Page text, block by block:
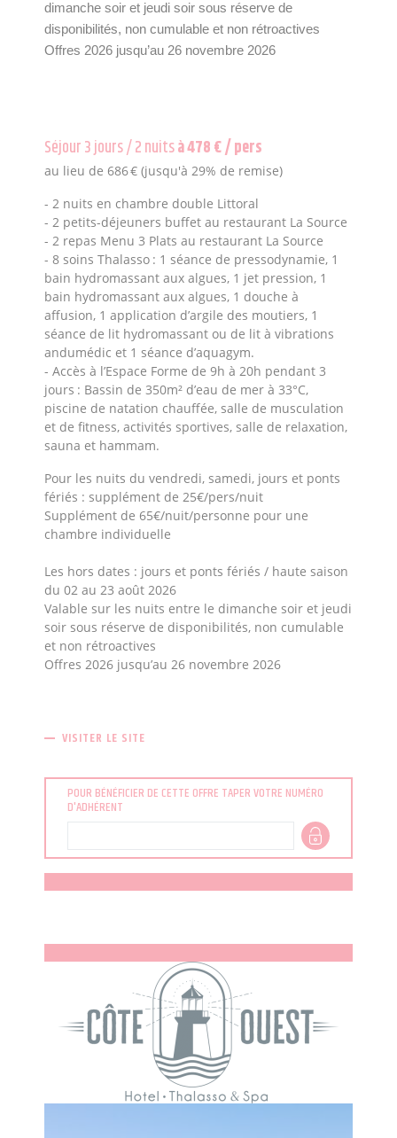
dimanche soir et jeudi soir sous réserve de
disponibilités, non cumulable et non rétroactives
Offres 2026 jusqu’au 26 novembre 2026
Séjour 3 jours / 2 nuitsà 478 € / pers
au lieu de 686 € (jusqu'à 29% de remise)
- 2 nuits en chambre double Littoral
- 2 petits-déjeuners buffet au restaurant La Source
- 2 repas Menu 3 Plats au restaurant La Source
- 8 soins Thalasso : 1 séance de pressodynamie, 1
bain hydromassant aux algues, 1 jet pression, 1
bain hydromassant aux algues, 1 douche à
affusion, 1 application d’argile des moutiers, 1
séance de lit hydromassant ou de lit à vibrations
andumédic et 1 séance d’aquagym.
- Accès à l’Espace Forme de 9h à 20h pendant 3
jours : Bassin de 350m² d’eau de mer à 33°C,
piscine de natation chauffée, salle de musculation
et de fitness, activités sportives, salle de relaxation,
sauna et hammam.
Pour les nuits du vendredi, samedi, jours et ponts
fériés : supplément de 25€/pers/nuit
Supplément de 65€/nuit/personne pour une
chambre individuelle
Les hors dates : jours et ponts fériés / haute saison
du 02 au 23 août 2026
Valable sur les nuits entre le dimanche soir et jeudi
soir sous réserve de disponibilités, non cumulable
et non rétroactives
Offres 2026 jusqu’au 26 novembre 2026
VISITER LE SITE
POUR BÉNÉFICIER DE CETTE OFFRE TAPER VOTRE NUMÉRO
D'ADHÉRENT